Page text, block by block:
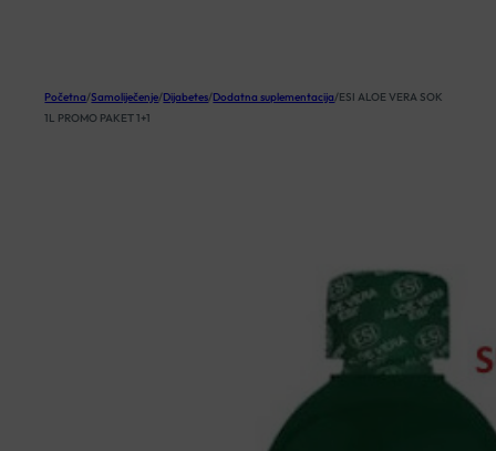
Početna/Samoliječenje/Dijabetes/Dodatna suplementacija/ESI ALOE VERA SOK
1L PROMO PAKET 1+1